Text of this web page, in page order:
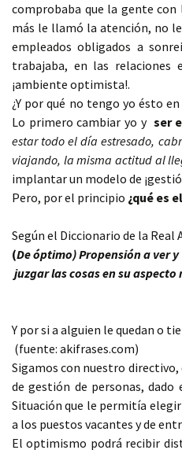
comprobaba que la gente con
más le llamó la atención, no
empleados obligados a
trabajaba, en las
¡ambiente optimista!.
¿Y por qué no tengo yo ésto
Lo primero cambiar yo y ser
estar todo el día estresado,
viajando, la misma actitud al
implantar un modelo de
Pero, por el principio ¿qué es
Según el Diccionario de la Real
(De óptimo) Propensión a ver y
juzgar las cosas en su
Y por si a alguien le quedan o
(fuente: akifrases.com)
Sigamos con nuestro
de gestión de personas,
Situación que le permitía
a los puestos vacantes y de
El optimismo podrá recibir